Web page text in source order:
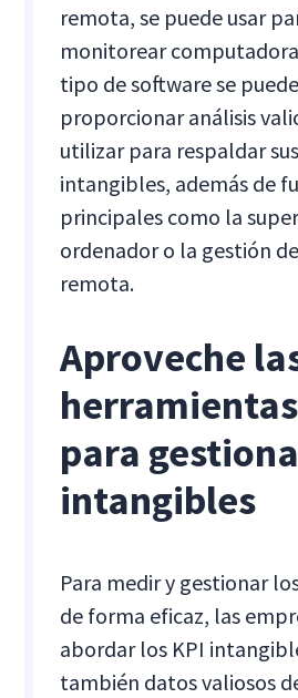
remota, se puede usar
monitorear
tipo de software se
proporcionar análisis
utilizar para respaldar
intangibles, además de
principales como la
ordenador o la gestión
remota.
Aproveche
para
intangibles
Para medir y gestionar
de forma eficaz, las
abordar los KPI
también datos valiosos